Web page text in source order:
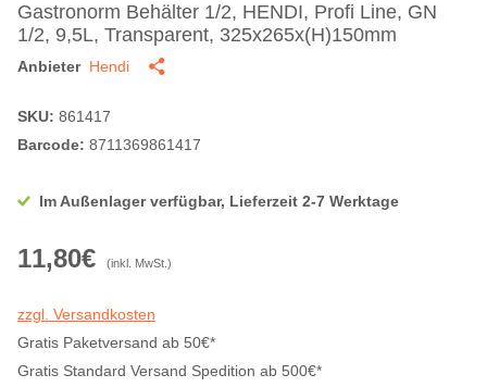
Gastronorm Behälter 1/2, HENDI, Profi Line, GN
1/2, 9,5L, Transparent, 325x265x(H)150mm
Anbieter Hendi
SKU: 861417
Barcode: 8711369861417
Im Außenlager verfügbar, Lieferzeit 2-7 Werktage
11,80€ (inkl. MwSt.)
zzgl. Versandkosten
Gratis Paketversand ab 50€*
Gratis Standard Versand Spedition ab 500€*